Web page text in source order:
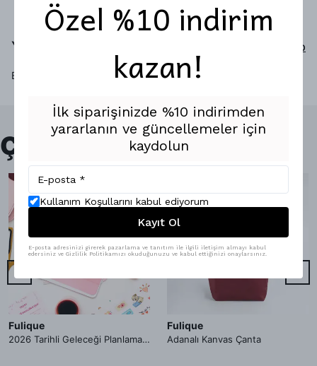
Yorumlar Yorum Yap
Bu ürün için henüz yorum yapılmamış.
Çok Satanlar
Fulique
2026 Tarihli Geleceği Planlama Ajandası İç Sayfa
Fulique
Adanalı Kanvas Çanta
Özel %10 indirim
kazan!
İlk siparişinizde %10 indirimden
yararlanın ve güncellemeler için
kaydolun
Kullanım Koşullarını kabul ediyorum
Kayıt Ol
E-posta adresinizi girerek pazarlama ve tanıtım ile ilgili iletişim almayı kabul
edersiniz ve Gizlilik Politikamızı okuduğunuzu ve kabul ettiğinizi onaylarsınız.